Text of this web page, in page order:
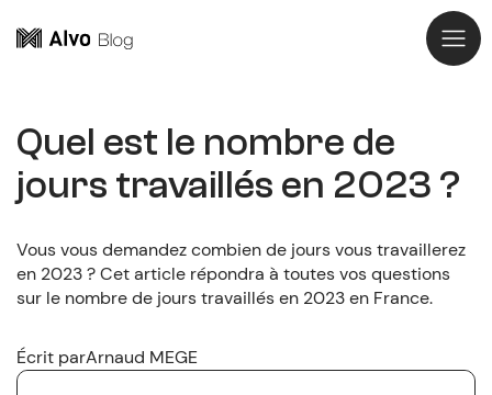
Quel est le nombre de
jours travaillés en 2023 ?
Vous vous demandez combien de jours vous travaillerez
en 2023 ? Cet article répondra à toutes vos questions
sur le nombre de jours travaillés en 2023 en France.
Écrit parArnaud MEGE